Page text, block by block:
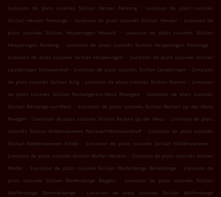
Livraison de plats cuisinés Sicilian Hesper Fenteng
. Livraison de plats cuisinés
Sicilian Hesper Fentange . Livraison de plats cuisinés Sicilian Hesper . Livraison de
plats cuisinés Sicilian Hesperingen Howald
.
Livraison de plats cuisinés Sicilian
Hesperingen Fenteng
. Livraison de plats cuisinés Sicilian Hesperingen Fentange
.
Livraison de plats cuisinés Sicilian Hesperingen
. Livraison de plats cuisinés Sicilian
Leudelingen Schlewenhof . Livraison de plats cuisinés Sicilian Leudelingen . Livraison
de plats cuisinés Sicilian Itzig . Livraison de plats cuisinés Sicilian Mamer . Livraison
de plats cuisinés Sicilian Reckange-sur-Mess Roedgen
. Livraison de plats cuisinés
Sicilian Reckange-sur-Mess
. Livraison de plats cuisinés Sicilian Recken op der Mess
Riedgen . Livraison de plats cuisinés Sicilian Recken op der Mess . Livraison de plats
cuisinés Sicilian Nidderaanwen Neiduerf-Weimeschhaff . Livraison de plats cuisinés
Sicilian Nidderaanwen Findel
. Livraison de plats cuisinés Sicilian Nidderaanwen
.
Livraison de plats cuisinés Sicilian Walfer Helsem . Livraison de plats cuisinés Sicilian
Walfer . Livraison de plats cuisinés Sicilian Walferdange Bereldange . Livraison de
plats cuisinés Sicilian Walferdange Beggen
.
Livraison de plats cuisinés Sicilian
Walferdange Dommeldange
.
Livraison de plats cuisinés Sicilian Walferdange